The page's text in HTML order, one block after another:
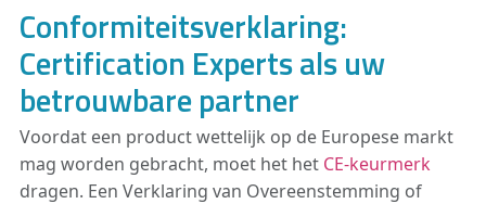
Conformiteitsverklaring:
Certification Experts als uw
betrouwbare partner
Voordat een product wettelijk op de Europese markt
mag worden gebracht, moet het het CE-keurmerk
dragen. Een Verklaring van Overeenstemming of